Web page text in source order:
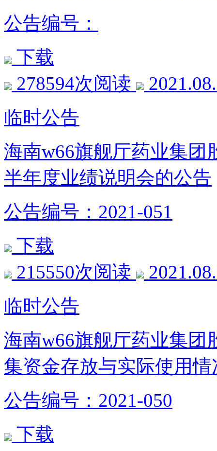
公告编号：
下载
278594次阅读
临时公告
海南w66旗舰厅药业集团
半年度业绩说明会的公告
公告编号：2021-051
下载
215550次阅读
临时公告
海南w66旗舰厅药业集团
集资金存放与实际使用
公告编号：2021-050
下载